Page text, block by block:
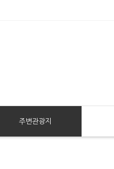
주변관광지